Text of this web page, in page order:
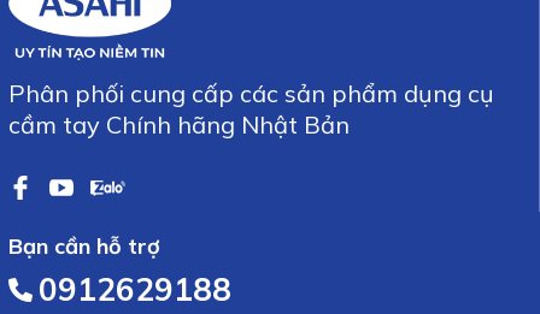
Phân phối cung cấp các sản phẩm dụng cụ
cầm tay Chính hãng Nhật Bản
Bạn cần hỗ trợ
0912629188